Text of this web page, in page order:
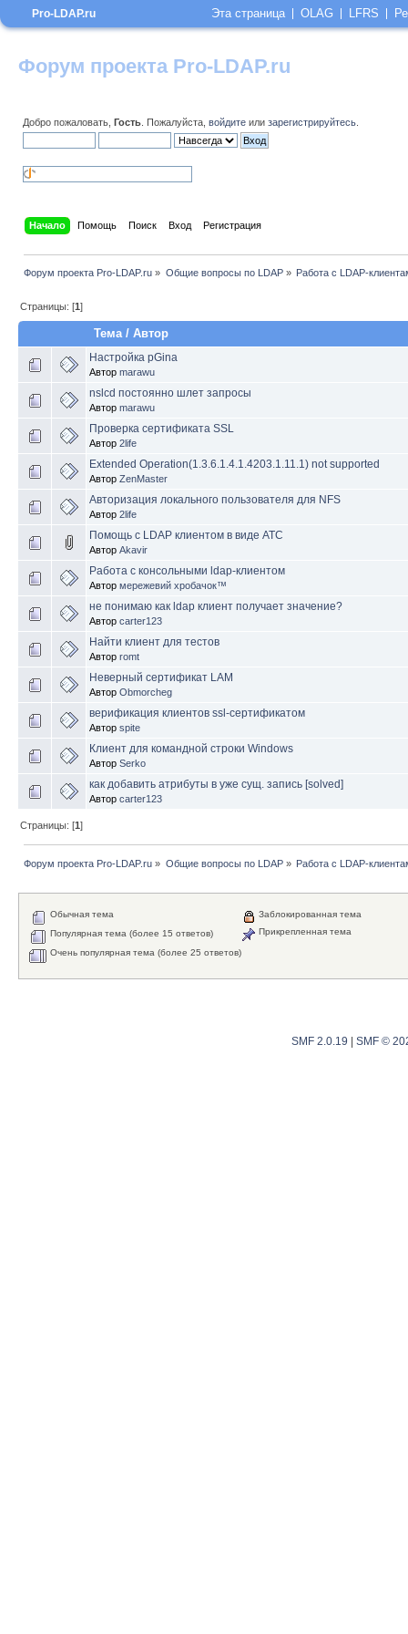
Форум проекта Pro-LDAP.ru
Добро пожаловать, Гость . Пожалуйста, войдите или зарегистрируйтесь
Начало Помощь Поиск Вход Регистрация
Форум проекта Pro-LDAP.ru » Общие вопросы по LDAP» Работа с LDAP-
Страницы: [1]
Тема /Автор
Настройка pGina
Автор marawu
nslcd постоянно шлет запросы
Автор marawu
Проверка сертификата SSL
Автор 2life
Extended Operation(1.3.6.1.4.1.4203.1.11.1) not supported
Автор ZenMaster
Авторизация локального пользователя для NFS
Автор 2life
Помощь с LDAP клиентом в виде АТС
Автор Akavir
Работа с консольными ldap-клиентом
Автор мережевий хробачок™
не понимаю как ldap клиент получает значение?
Автор carter123
Найти клиент для тестов
Автор romt
Неверный сертификат LAM
Автор Obmorcheg
верификация клиентов ssl-сертификатом
Автор spite
Клиент для командной строки Windows
Автор Serko
как добавить атрибуты в уже сущ. запись [solved]
Автор carter123
Страницы: [1]
Форум проекта Pro-LDAP.ru » Общие вопросы по LDAP» Работа с LDAP-
Обычная тема
Популярная тема (более 15 ответов)
Очень популярная тема (более 25 ответов)
Заблокированная тема
Прикрепленная тема
SMF 2.0.19 SMF ©
Pro-LDAP.ru Эта страница OLAG LFRS